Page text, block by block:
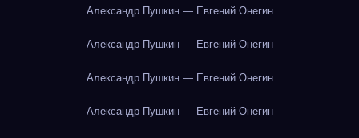
Александр Пушкин — Евгений Онегин
Александр Пушкин — Евгений Онегин
Александр Пушкин — Евгений Онегин
Александр Пушкин — Евгений Онегин